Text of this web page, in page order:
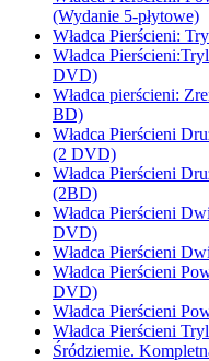
(Wydanie 5-płytowe)
Władca Pierścieni:
Władca
DVD)
Władca pierścieni:
BD)
Władca Pierścieni
(2 DVD)
Władca Pierścieni
(2BD)
Władca Pierścieni
DVD)
Władca Pierścieni
Władca Pierścieni
DVD)
Władca Pierścieni
Władca Pierścieni
Śródziemie.